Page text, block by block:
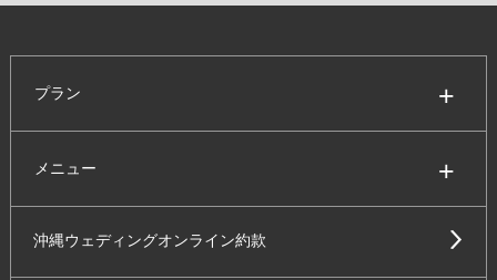
プラン
メニュー
沖縄ウェディングオンライン約款